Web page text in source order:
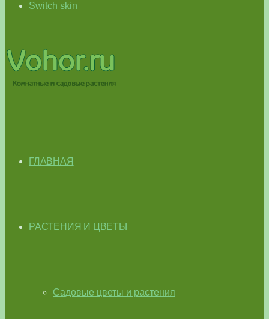
Switch skin
ГЛАВНАЯ
РАСТЕНИЯ И ЦВЕТЫ
Садовые цветы и растения